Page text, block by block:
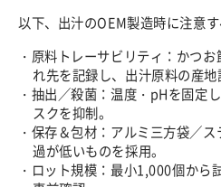
以下、出汁のOEM製造時に注意
・原料トレーサビリティ：かつ
れ先を記録し、出汁原料の産地
・抽出／殺菌：温度・pHを固定
スクを抑制。
・保存＆包材：アルミ三方袋／
過が低いものを採用。
・ロット規模：最小1,000個から